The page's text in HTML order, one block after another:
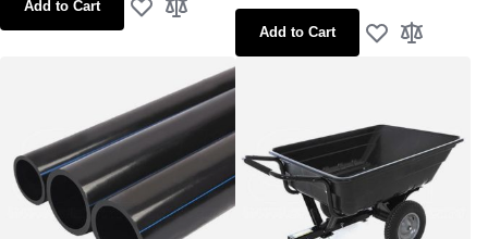
Add to Cart Add to Wish List
Add to Compare
Add to Cart Add to Wish
Add to